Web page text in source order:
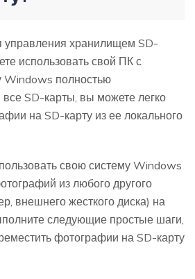
хранилищем SD-
использовать свой ПК с
Windows полностью
SD-карты, вы можете легко
на SD-карту из ее локального
свою систему Windows
из любого другого
внешнего жесткого диска) на
следующие простые шаги,
фотографии на SD-карту